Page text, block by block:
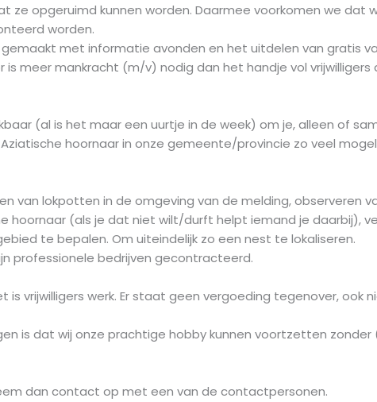
ze opgeruimd kunnen worden. Daarmee voorkomen we dat
worden.
met informatie avonden en het uitdelen van gratis
meer mankracht (m/v) nodig dan het handje vol
(al is het maar een uurtje in de week) om je, alleen of
hoornaar in onze gemeente/provincie zo veel
van lokpotten in de omgeving van de melding, observeren
hoornaar (als je dat niet wilt/durft helpt iemand je daarbij),
te bepalen. Om uiteindelijk zo een nest te lokaliseren.
professionele bedrijven gecontracteerd.
is vrijwilligers werk. Er staat geen vergoeding tegenover, ook
is dat wij onze prachtige hobby kunnen voortzetten
dan contact op met een van de contactpersonen.